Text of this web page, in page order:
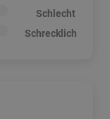
Schlecht
Schrecklich